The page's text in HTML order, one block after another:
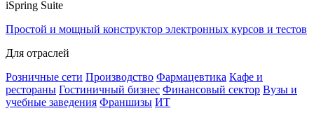
iSpring Suite
Простой и мощный конструктор электронных курсов и тестов
Для отраслей
Розничные сети Производство Фармацевтика Кафе и
рестораны Гостиничный бизнес Финансовый сектор Вузы и
учебные заведения Франшизы ИТ